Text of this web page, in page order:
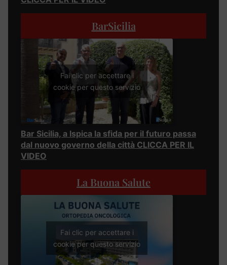
BarSicilia
Fai clic per accettare i
cookie per questo servizio
Bar Sicilia, a Ispica la sfida per il futuro passa
dal nuovo governo della città CLICCA PER IL
VIDEO
La Buona Salute
Fai clic per accettare i
cookie per questo servizio